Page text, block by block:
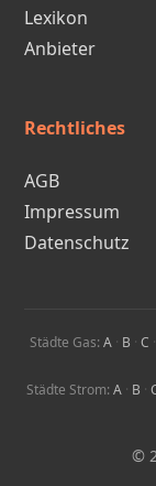
Lexikon
Anbieter
Rechtliches
AGB
Impressum
Datenschutz
Städte Gas: A · B · C ·
Städte Strom: A · B ·
©